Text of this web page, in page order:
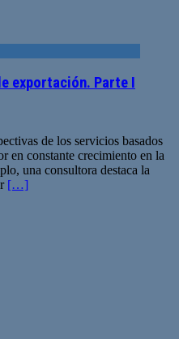
exportación. Parte I
de los servicios basados
en constante crecimiento en la
una consultora destaca la
[…]